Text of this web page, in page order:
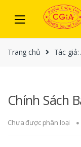
Skip to navigation
Trang chủ Tác
Chính Sách
Chưa được phân loại